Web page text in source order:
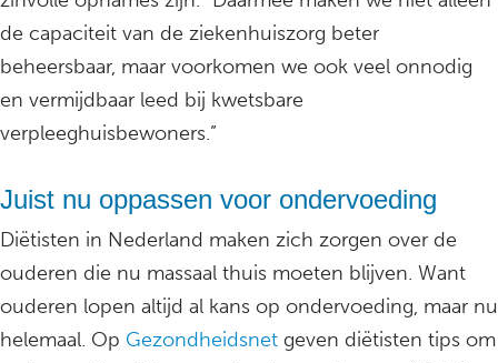
de capaciteit van de ziekenhuiszorg beter
beheersbaar, maar voorkomen we ook veel onnodig
en vermijdbaar leed bij kwetsbare
verpleeghuisbewoners.”
Juist nu oppassen voor ondervoeding
Diëtisten in Nederland maken zich zorgen over de
ouderen die nu massaal thuis moeten blijven. Want
ouderen lopen altijd al kans op ondervoeding, maar nu
helemaal. Op Gezondheidsnet geven diëtisten tips om